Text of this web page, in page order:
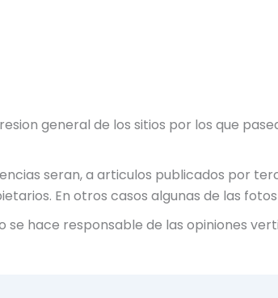
general de los sitios por los que
seran, a articulos publicados por
En otros casos algunas de las
se hace responsable de las opiniones